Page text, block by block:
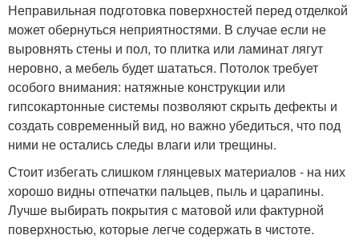
Неправильная подготовка поверхностей перед отделкой
может обернуться неприятностями. В случае если не
выровнять стены и пол, то плитка или ламинат лягут
неровно, а мебель будет шататься. Потолок требует
особого внимания: натяжные конструкции или
гипсокартонные системы позволяют скрыть дефекты и
создать современный вид, но важно убедиться, что под
ними не остались следы влаги или трещины.
Стоит избегать слишком глянцевых материалов - на них
хорошо видны отпечатки пальцев, пыль и царапины.
Лучше выбирать покрытия с матовой или фактурной
поверхностью, которые легче содержать в чистоте.